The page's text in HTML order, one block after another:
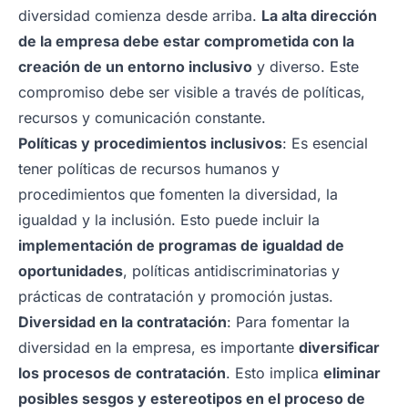
diversidad comienza desde arriba. La alta dirección
de la empresa debe estar comprometida con la
creación de un entorno inclusivo y diverso. Este
compromiso debe ser visible a través de políticas,
recursos y comunicación constante.
Políticas y procedimientos inclusivos: Es esencial
tener políticas de recursos humanos y
procedimientos que fomenten la diversidad, la
igualdad y la inclusión. Esto puede incluir la
implementación de programas de igualdad de
oportunidades, políticas antidiscriminatorias y
prácticas de contratación y promoción justas.
Diversidad en la contratación: Para fomentar la
diversidad en la empresa, es importante diversificar
los procesos de contratación. Esto implica eliminar
posibles sesgos y estereotipos en el proceso de